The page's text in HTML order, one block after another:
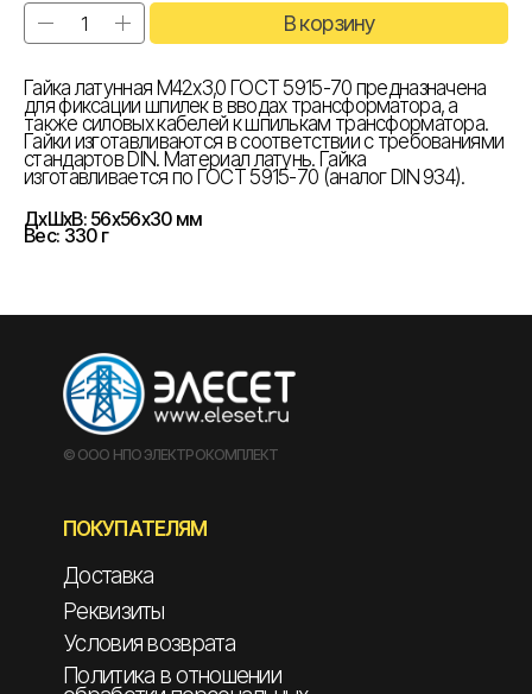
В корзину
Гайка латунная М42х3,0 ГОСТ 5915-70 предназначена
для фиксации шпилек в вводах трансформатора, а
также силовых кабелей к шпилькам трансформатора.
Гайки изготавливаются в соответствии с требованиями
стандартов DIN. Материал латунь. Гайка
изготавливается по ГОСТ 5915-70 (аналог DIN 934).
ДxШxВ: 56x56x30 мм
Вес: 330 г
© ООО НПО ЭЛЕКТРОКОМПЛЕКТ
ПОКУПАТЕЛЯМ
Доставка
Реквизиты
Условия возврата
Политика в отношении